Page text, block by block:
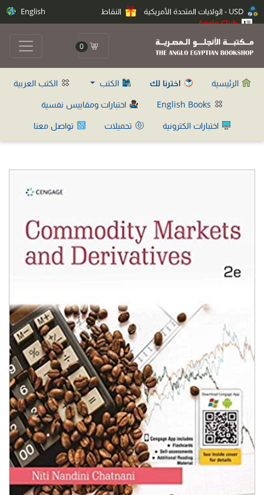
النقاط
Anglo Club
English
0
الرئيسية اخترنا لك الكتب
الكتب العربية
اختبارات ومقاييس نفسية
اختبارات الكترونية
تحميلات تواصل معنا